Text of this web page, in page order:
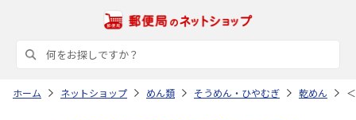
ホーム ネットショップ めん類 そうめん・ひやむぎ 乾めん